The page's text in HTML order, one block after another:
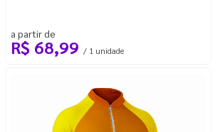
a partir de
R$ 68,99 / 1 unidade